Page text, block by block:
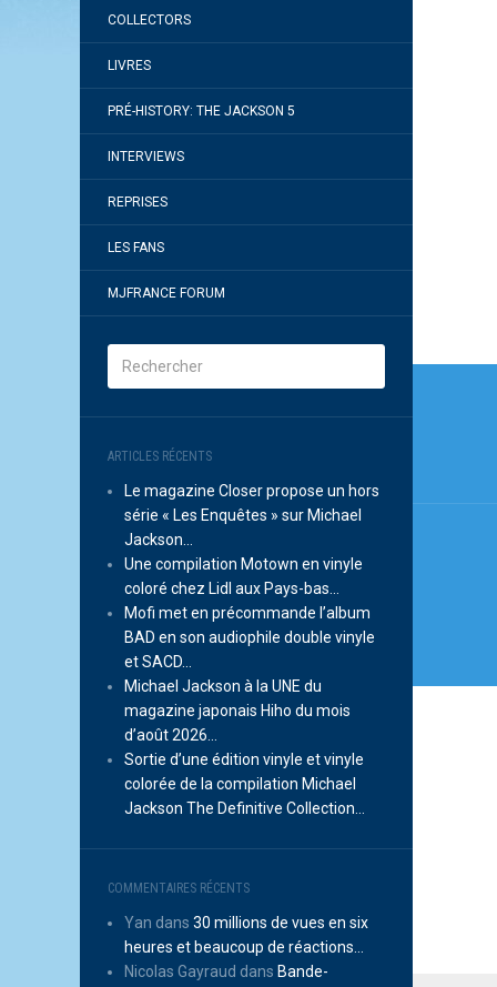
COLLECTORS
LIVRES
PRÉ-HISTORY: THE JACKSON 5
INTERVIEWS
REPRISES
LES FANS
MJFRANCE FORUM
ARTICLES RÉCENTS
Le magazine Closer propose un hors
série « Les Enquêtes » sur Michael
Jackson…
Une compilation Motown en vinyle
coloré chez Lidl aux Pays-bas…
Mofi met en précommande l’album
BAD en son audiophile double vinyle
et SACD…
Michael Jackson à la UNE du
magazine japonais Hiho du mois
d’août 2026…
Sortie d’une édition vinyle et vinyle
colorée de la compilation Michael
Jackson The Definitive Collection…
COMMENTAIRES RÉCENTS
Yan dans 30 millions de vues en six
heures et beaucoup de réactions…
Nicolas Gayraud dans Bande-
de